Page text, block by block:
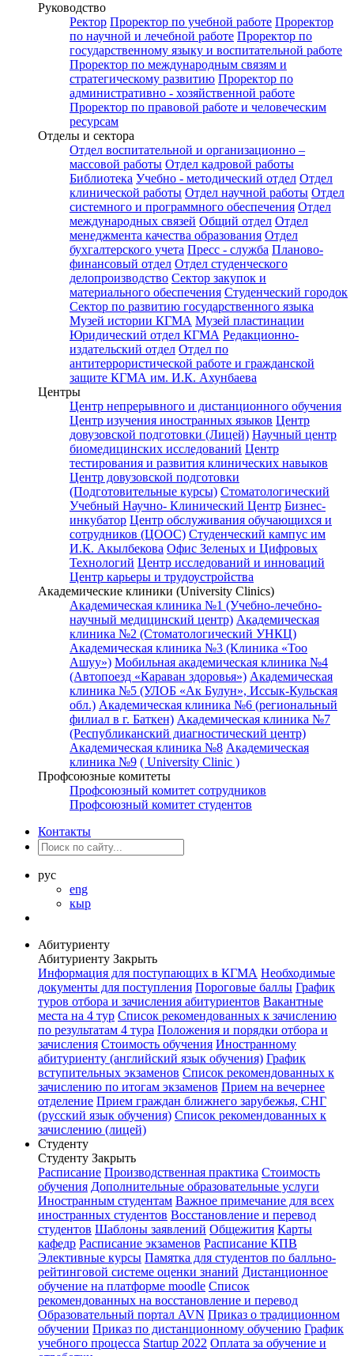
Руководство
Ректор Проректор по учебной работе Проректор
по научной и лечебной работе Проректор по
государственному языку и воспитательной работе
Проректор по международным связям и
стратегическому развитию Проректор по
административно - хозяйственной работе
Проректор по правовой работе и человеческим
ресурсам
Отделы и сектора
Отдел воспитательной и организационно –
массовой работы Отдел кадровой работы
Библиотека Учебно - методический отдел Отдел
клинической работы Отдел научной работы Отдел
системного и программного обеспечения Отдел
международных связей Общий отдел Отдел
менеджмента качества образования Отдел
бухгалтерского учета Пресс - служба Планово-
финансовый отдел Отдел студенческого
делопроизводство Сектор закупок и
материального обеспечения Студенческий городок
Сектор по развитию государственного языка
Музей истории КГМА Музей пластинации
Юридический отдел КГМА Редакционно-
издательский отдел Отдел по
антитеррористической работе и гражданской
защите КГМА им. И.К. Ахунбаева
Центры
Центр непрерывного и дистанционного обучения
Центр изучения иностранных языков Центр
довузовской подготовки (Лицей) Научный центр
биомедицинских исследований Центр
тестирования и развития клинических навыков
Центр довузовской подготовки
(Подготовительные курсы) Стоматологический
Учебный Научно- Клинический Центр Бизнес-
инкубатор Центр обслуживания обучающихся и
сотрудников (ЦООС) Студенческий кампус им
И.К. Акылбекова Офис Зеленых и Цифровых
Технологий Центр исследований и инноваций
Центр карьеры и трудоустройства
Академические клиники (University Clinics)
Академическая клиника №1 (Учебно-лечебно-
научный медицинский центр) Академическая
клиника №2 (Стоматологический УНКЦ)
Академическая клиника №3 (Клиника «Тоо
Ашуу») Мобильная академическая клиника №4
(Автопоезд «Караван здоровья») Академическая
клиника №5 (УЛОБ «Ак Булун», Иссык-Кульская
обл.) Академическая клиника №6 (региональный
филиал в г. Баткен) Академическая клиника №7
(Республиканский диагностический центр)
Академическая клиника №8 Академическая
клиника №9 ( University Clinic )
Профсоюзные комитеты
Профсоюзный комитет сотрудников
Профсоюзный комитет студентов
Контакты
рус
eng
кыр
Абитуриенту
Абитуриенту Закрыть
Информация для поступающих в КГМА Необходимые
документы для поступления Пороговые баллы График
туров отбора и зачисления абитуриентов Вакантные
места на 4 тур Список рекомендованных к зачислению
по результатам 4 тура Положения и порядки отбора и
зачисления Стоимость обучения Иностранному
абитуриенту (английский язык обучения) График
вступительных экзаменов Список рекомендованных к
зачислению по итогам экзаменов Прием на вечернее
отделение Прием граждан ближнего зарубежья, СНГ
(русский язык обучения) Список рекомендованных к
зачислению (лицей)
Студенту
Студенту Закрыть
Расписание Производственная практика Стоимость
обучения Дополнительные образовательные услуги
Иностранным студентам Важное примечание для всех
иностранных студентов Восстановление и перевод
студентов Шаблоны заявлений Общежития Карты
кафедр Расписание экзаменов Расписание КПВ
Элективные курсы Памятка для студентов по балльно-
рейтинговой системе оценки знаний Дистанционное
обучение на платформе moodle Список
рекомендованных на восстановление и перевод
Образовательный портал AVN Приказ о традиционном
обучении Приказ по дистанционному обучению График
учебного процесса Startup 2022 Оплата за обучение и